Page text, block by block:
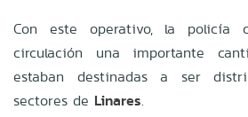
Con este operativo, la policía
circulación una importante
estaban destinadas a ser
sectores de Linares.